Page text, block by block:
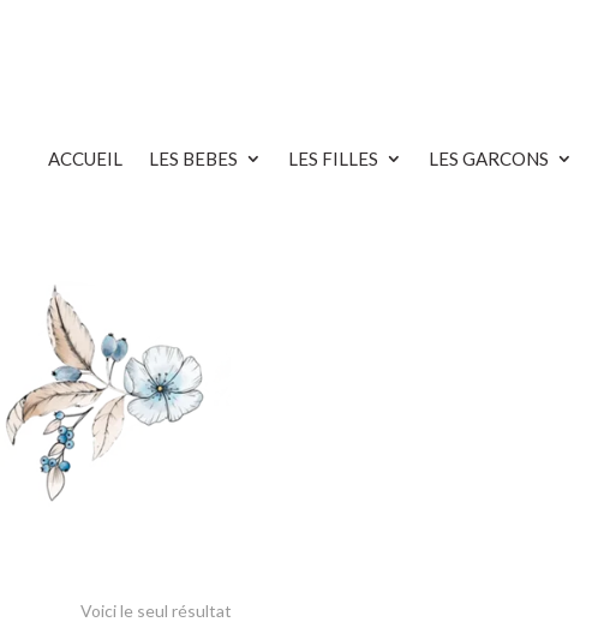
ACCUEIL LES BEBES LES FILLES LES GARCONS
Voici le seul résultat